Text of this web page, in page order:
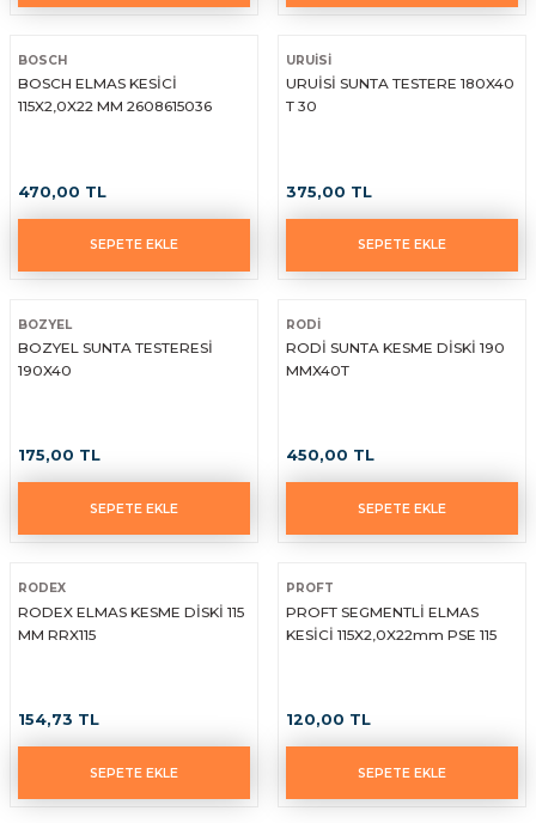
BOSCH
BOSCH ELMAS KESİCİ
115X2,0X22 MM 2608615036
470,00 TL
SEPETE EKLE
URUİSİ
URUİSİ SUNTA TESTERE 180X40
T 30
375,00 TL
SEPETE EKLE
BOZYEL
BOZYEL SUNTA TESTERESİ
190X40
175,00 TL
SEPETE EKLE
RODİ
RODİ SUNTA KESME DİSKİ 190
MMX40T
450,00 TL
SEPETE EKLE
RODEX
RODEX ELMAS KESME DİSKİ 115
MM RRX115
154,73 TL
SEPETE EKLE
PROFT
PROFT SEGMENTLİ ELMAS
KESİCİ 115X2,0X22mm PSE 115
120,00 TL
SEPETE EKLE